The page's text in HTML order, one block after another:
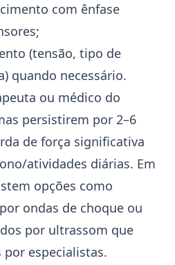
com ênfase
(tensão, tipo de
quando necessário.
ou médico do
persistirem por 2–6
de força significativa
atividades diárias. Em
opções como
ondas de choque ou
por ultrassom que
por especialistas.